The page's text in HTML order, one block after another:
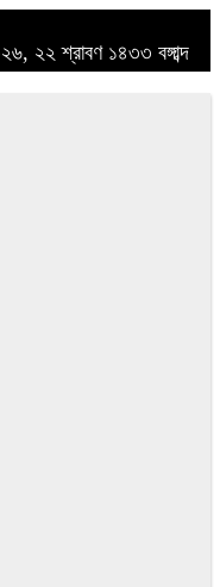
২২ শ্রাবণ ১৪৩৩ বঙ্গাব্দ